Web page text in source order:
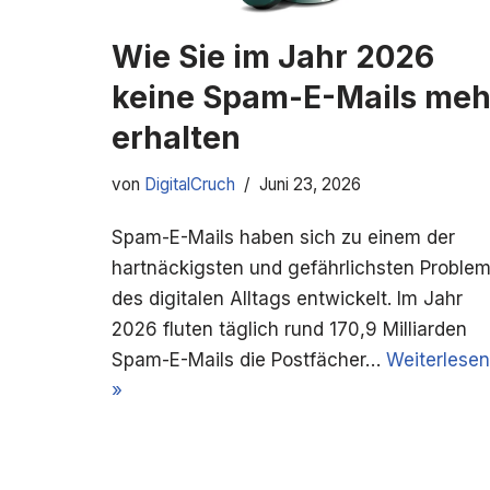
Wie Sie im Jahr 2026
keine Spam-E-Mails
erhalten
von DigitalCruch Juni 23, 2026
Spam-E-Mails haben sich zu einem der
hartnäckigsten und gefährlichsten
des digitalen Alltags entwickelt. Im Jahr
2026 fluten täglich rund 170,9 Milliarden
Spam-E-Mails die Postfächer… Weiterlesen
»